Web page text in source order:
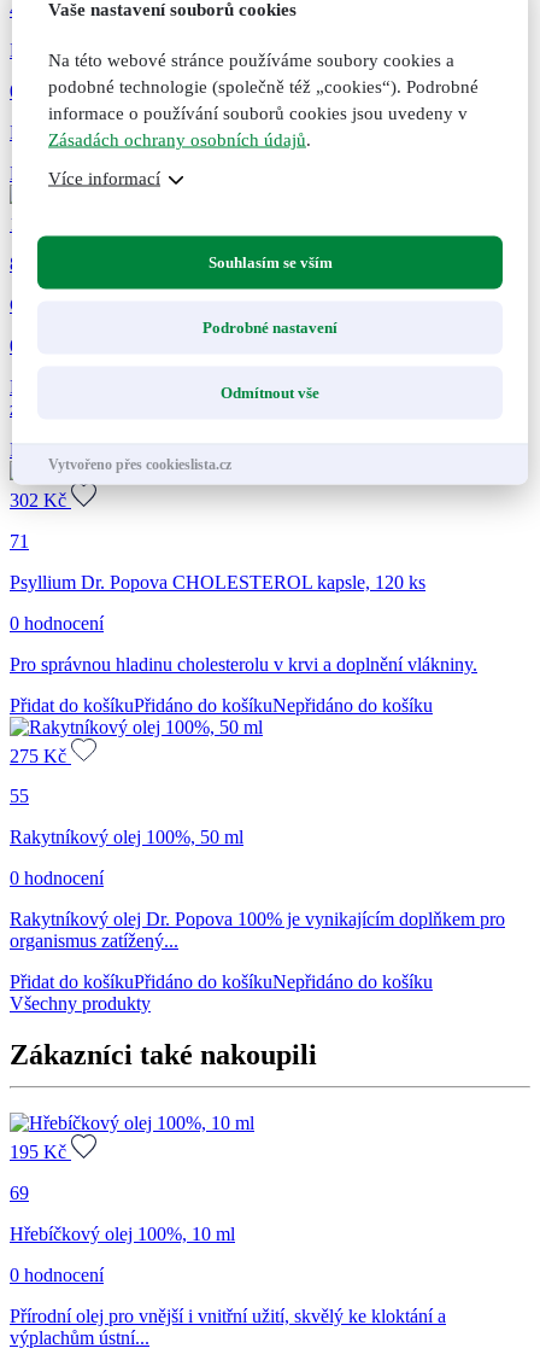
47
Bylinné kapsle Cholesterol, 60 kapslí
0 hodnocení
Pro správnou hladinu cholesterolu v krvi. Doplněk stravy.
Přidat do košíkuPřidáno do košíku
169
82
Cholesterol, originální bylinné kapky, 50 ml
0 hodnocení
Převezměte kontrolu nad svým cholesterolem–přirozeně. Pro
zdravou hladinu krevních tuků....
Přidat do košíku
302 Kč
71
Psyllium Dr. Popova CHOLESTEROL kapsle, 120 ks
0 hodnocení
Pro správnou hladinu cholesterolu v krvi a doplnění vlákniny.
Přidat do košíkuPřidáno do košíkuNepřidáno do košíku
275 Kč
55
Rakytníkový olej 100%, 50 ml
0 hodnocení
Rakytníkový olej Dr. Popova 100% je vynikajícím doplňkem pro
organismus zatížený...
Přidat do košíkuPřidáno do košíkuNepřidáno do košíku
Všechny produkty
Zákazníci také nakoupili
195 Kč
69
Hřebíčkový olej 100%, 10 ml
0 hodnocení
Přírodní olej pro vnější i vnitřní užití, skvělý ke kloktání a
výplachům ústní...
Vaše nastavení souborů cookies
Na této webové stránce používáme soubory cookies a
podobné technologie (společně též „cookies“). Podrobné
informace o používání souborů cookies jsou uvedeny v
Zásadách ochrany osobních údajů.
Více informací
Souhlasím se vším
Podrobné nastavení
Odmítnout vše
Vytvořeno přes cookieslista.cz